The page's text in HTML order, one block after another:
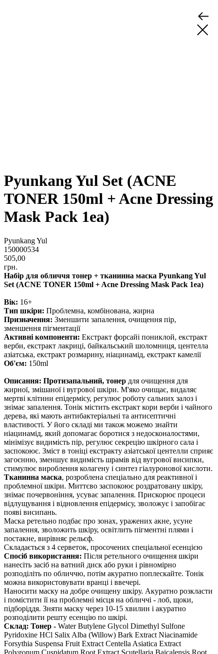
Pyunkang Yul Set (ACNE
TONER 150ml + Acne Dressing
Mask Pack 1ea)
Pyunkang Yul
150000534
505,00
грн.
Набір для обличчя тонер + тканинна маска Pyunkang Yul
Set (ACNE TONER 150ml + Acne Dressing Mask Pack 1ea)
Вік: 16+
Тип шкіри: Проблемна, комбінована, жирна
Призначення: Зменшити запалення, очищення пір,
зменшення пігментації
Активні компоненти: Екстракт форсайі пониклой, екстракт
верби, екстракт лакриці, байкальський шоломниця, центелла
азіатська, екстракт розмарину, ніацинамід, екстракт камелії
Об'єм: 150ml
Описання: Протизапальний, тонер для очищення для
жирної, змішаної і вугрової шкіри. М'яко очищає, видаляє
мертві клітини епідермісу, регулює роботу сальних залоз і
знімає запалення. Тонік містить екстракт кори верби і чайного
дерева, які мають антибактеріальні та антисептичні
властивості. У його складі ми також можемо знайти
ніацинамід, який допомагає боротися з недосконалостями,
мінімізує видимість пір, регулює секрецію шкірного сала і
заспокоює. Зміст в тоніці екстракту азіатської центелли сприяє
загоєнню, зменшує видимість шрамів від вугрової висипки,
стимулює вироблення колагену і синтез гіалуронової кислоти.
Тканинна маска, розроблена спеціально для реактивної і
проблемної шкіри. Миттєво заспокоює роздратовану шкіру,
знімає почервоніння, усуває запалення. Прискорює процеси
відлущування і відновлення епідермісу, зволожує і запобігає
появі висипань.
Маска ретельно подбає про зонах, уражених акне, усуне
запалення, зволожить шкіру, освітлить пігментні плями і
постакне, вирівняє рельєф.
Складається з 4 серветок, просочених спеціальної есенцією
Спосіб використання: Після ретельного очищення шкіри
нанесіть засіб на ватний диск або руки і рівномірно
розподіліть по обличчю, потім акуратно поплескайте. Тонік
можна використовувати вранці і ввечері.
Наносити маску на добре очищену шкіру. Акуратно розкласти
і помістити її на проблемні місця на обличчі - лоб, щоки,
підборіддя. Зняти маску через 10-15 хвилин і акуратно
розподілити решту есенцію по шкірі.
Склад: Тонер - Water Butylene Glycol Dimethyl Sulfone
Pyridoxine HCl Salix Alba (Willow) Bark Extract Niacinamide
Forsythia Suspensa Fruit Extract Centella Asiatica Extract
Polygonum Cuspidatum Root Extract Scutellaria Baicalensis Root